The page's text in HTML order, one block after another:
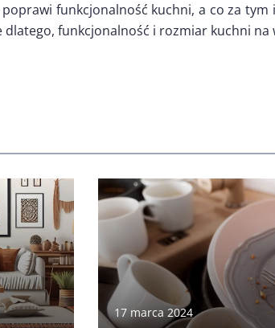
funkcjonalność kuchni, a co za tym
dlatego, funkcjonalność i rozmiar kuchni na
17 marca 2024